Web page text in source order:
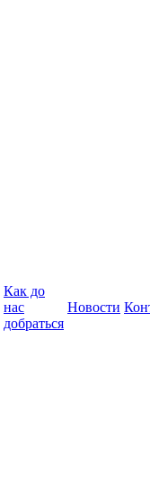
Как до
нас
добраться
Новости